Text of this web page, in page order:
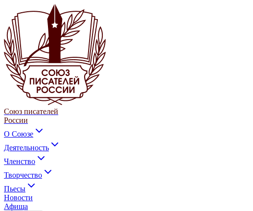
Союз писателей
России
О Союзе
Деятельность
Членство
Творчество
Пьесы
Новости
Афиша